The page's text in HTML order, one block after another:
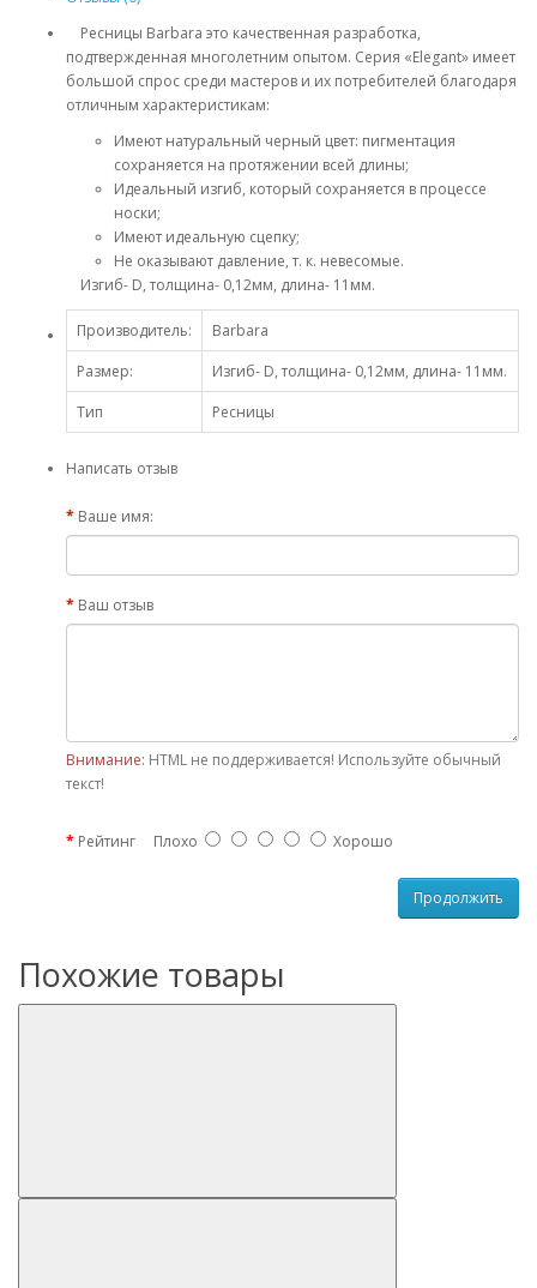
Ресницы Barbara это качественная разработка,
подтвержденная многолетним опытом. Серия «Elegant» имеет
большой спрос среди мастеров и их потребителей благодаря
отличным характеристикам:
Имеют натуральный черный цвет: пигментация
сохраняется на протяжении всей длины;
Идеальный изгиб, который сохраняется в процессе
носки;
Имеют идеальную сцепку;
Не оказывают давление, т. к. невесомые.
Изгиб- D, толщина- 0,12мм, длина- 11мм.
Производитель:
Barbara
Размер:
Изгиб- D, толщина- 0,12мм, длина- 11мм.
Тип
Ресницы
Написать отзыв
Ваше имя:
Ваш отзыв
Внимание: HTML не поддерживается! Используйте обычный
текст!
Рейтинг Плохо Хорошо
Продолжить
Похожие товары